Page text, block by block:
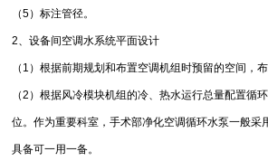
（5）标注管径。
2、设备间空调水系统平面设计
（1）根据前期规划和布置空调机组时预留的空间，
（2）根据风冷模块机组的冷、热水运行总量配置循
位。作为重要科室，手术部净化空调循环水泵一般采
具备可一用一备。